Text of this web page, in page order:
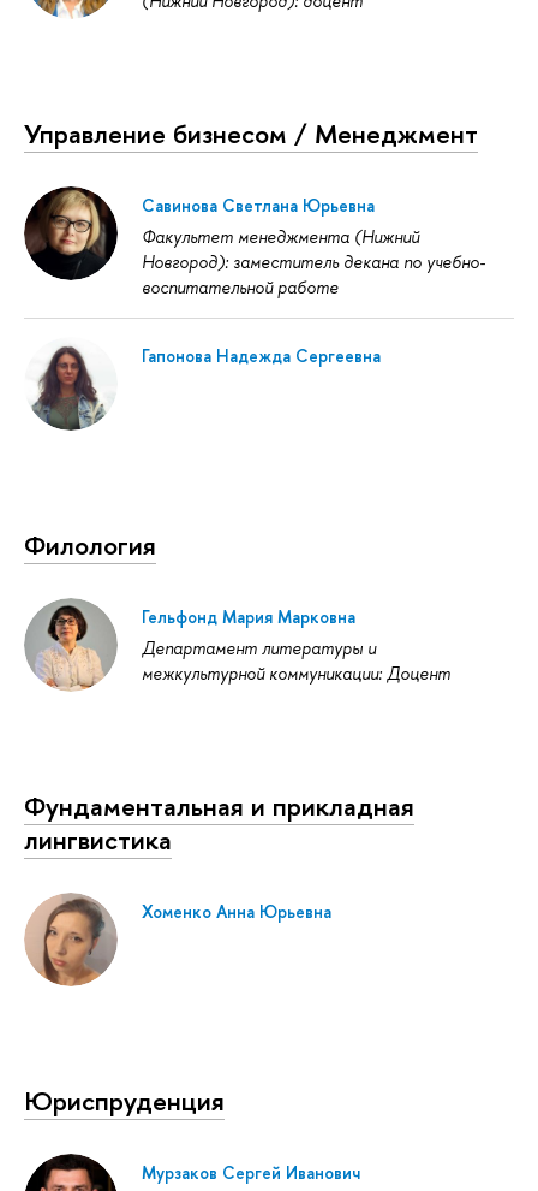
Управление бизнесом / Менеджмент
Савинова Светлана Юрьевна
Факультет менеджмента (Нижний
Новгород): заместитель декана по учебно-
воспитательной работе
Гапонова Надежда Сергеевна
Филология
Гельфонд Мария Марковна
Департамент литературы и
межкультурной коммуникации: Доцент
Фундаментальная и прикладная
лингвистика
Хоменко Анна Юрьевна
Юриспруденция
Мурзаков Сергей Иванович